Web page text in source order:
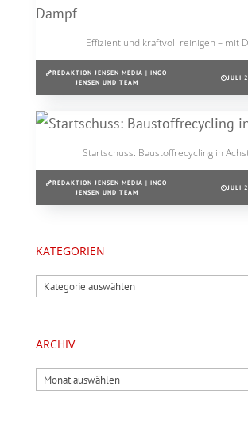
Effizient und kraftvoll reinigen – mit
REDAKTION JENSEN MEDIA | INGO
JENSEN UND TEAM
JULI
Startschuss: Baustoffrecycling in
REDAKTION JENSEN MEDIA | INGO
JENSEN UND TEAM
JULI
KATEGORIEN
Kategorien
ARCHIV
Archiv